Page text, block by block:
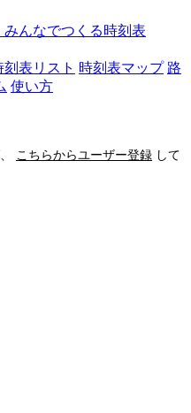
んなでつくる時刻表
刻表リスト 時刻表マップ 路
使い方
こちらからユーザー登録 して